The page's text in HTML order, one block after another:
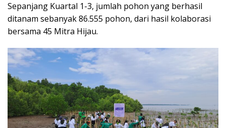
Sepanjang Kuartal 1-3, jumlah pohon yang berhasil
ditanam sebanyak 86.555 pohon, dari hasil kolaborasi
bersama 45 Mitra Hijau.